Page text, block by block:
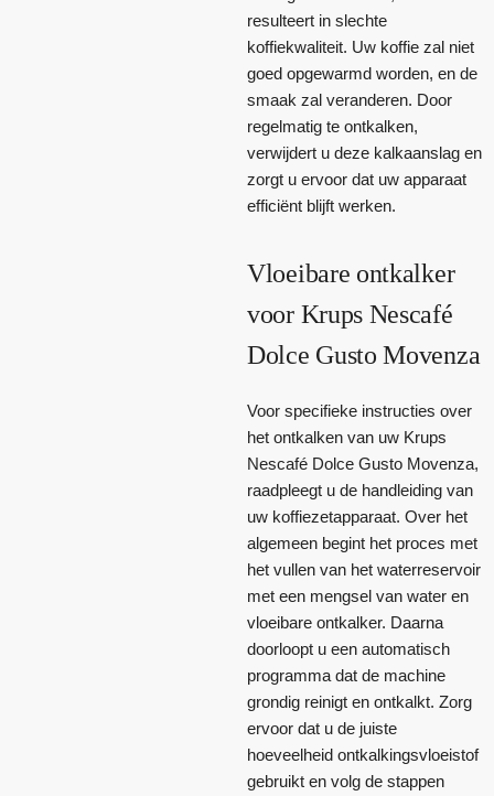
resulteert in slechte
koffiekwaliteit. Uw koffie zal niet
goed opgewarmd worden, en de
smaak zal veranderen. Door
regelmatig te ontkalken,
verwijdert u deze kalkaanslag en
zorgt u ervoor dat uw apparaat
efficiënt blijft werken.
Vloeibare ontkalker
voor Krups Nescafé
Dolce Gusto Movenza
Voor specifieke instructies over
het ontkalken van uw Krups
Nescafé Dolce Gusto Movenza,
raadpleegt u de handleiding van
uw koffiezetapparaat. Over het
algemeen begint het proces met
het vullen van het waterreservoir
met een mengsel van water en
vloeibare ontkalker. Daarna
doorloopt u een automatisch
programma dat de machine
grondig reinigt en ontkalkt. Zorg
ervoor dat u de juiste
hoeveelheid ontkalkingsvloeistof
gebruikt en volg de stappen